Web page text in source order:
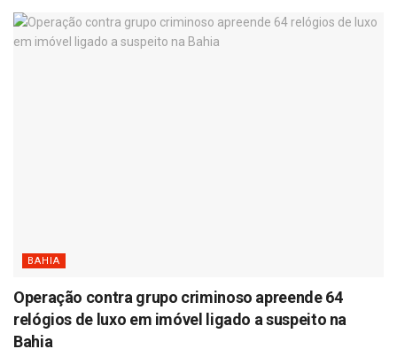
BAHIA
Operação contra grupo criminoso apreende 64
relógios de luxo em imóvel ligado a suspeito na
Bahia